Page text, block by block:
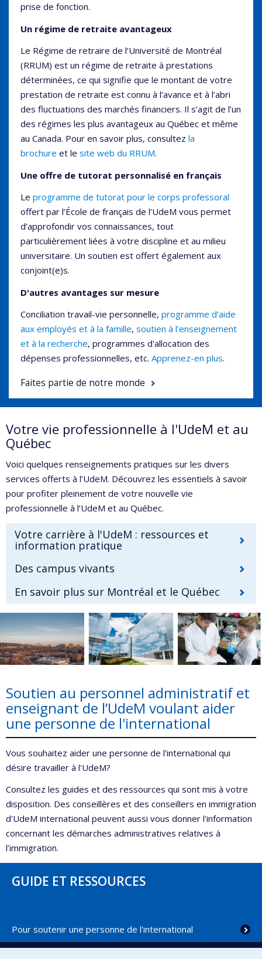
prise de fonction.
Un régime de retraite avantageux
Le Régime de retraire de l’Université de Montréal
(RRUM) est un régime de retraite à prestations
déterminées, ce qui signifie que le montant de votre
prestation de retraite est connu à l’avance et à l’abri
des fluctuations des marchés financiers. Il s’agit de l’un
des régimes les plus avantageux au Québec et même
au Canada. Pour en savoir plus, consultez la
brochure et le site web du RRUM.
Une offre de tutorat personnalisé en français
Le programme de tutorat pour le corps professoral
offert par l’École de français de l’UdeM vous permet
d’approfondir vos connaissances, tout
particulièrement liées à votre discipline et au milieu
universitaire. Un soutien est offert également aux
conjoint(e)s.
D'autres avantages sur mesure
Conciliation travail-vie personnelle, programme d’aide
aux employés et à la famille, soutien à l'enseignement
et à la recherche, programmes d'allocation des
dépenses professionnelles, etc. Apprenez-en plus.
Faites partie de notre monde
Votre vie professionnelle à l'UdeM et au
Québec
Voici quelques renseignements pratiques sur les divers
services offerts à l’UdeM. Découvrez les essentiels à savoir
pour profiter pleinement de votre nouvelle vie
professionnelle à l’UdeM et au Québec.
Votre carrière à l'UdeM : ressources et
information pratique
Des campus vivants
En savoir plus sur Montréal et le Québec
Soutien au personnel administratif et
enseignant de l’UdeM voulant aider
une personne de l'international
Vous souhaitez aider une personne de l'international qui
désire travailler à l'UdeM?
Consultez les guides et des ressources qui sont mis à votre
disposition. Des conseillères et des conseillers en immigration
d'UdeM international peuvent aussi vous donner l'information
concernant les démarches administratives relatives à
l’immigration.
GUIDE ET RESSOURCES
Pour soutenir une personne de l'international